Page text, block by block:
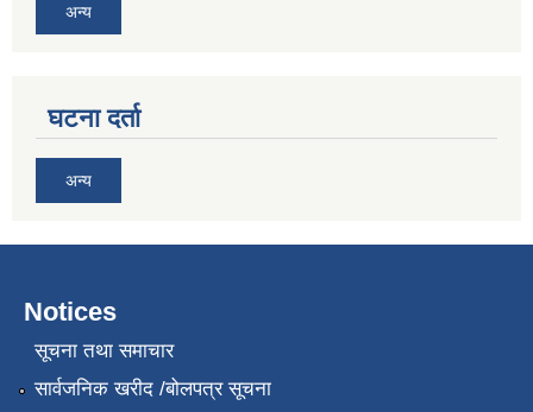
अन्य
घटना दर्ता
अन्य
Notices
सूचना तथा समाचार
सार्वजनिक खरीद /बोलपत्र सूचना